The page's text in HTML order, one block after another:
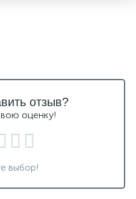
отзыв?
оценку!
выбор!